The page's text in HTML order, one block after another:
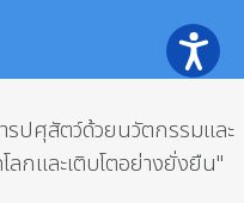
ปศุสัตว์ด้วยนวัตกรรมและ
ลกและเติบโตอย่างยั่งยืน"